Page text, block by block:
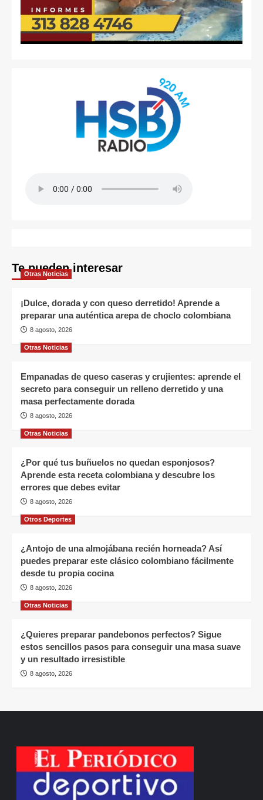
Te pueden interesar
Otras Noticias
¡Dulce, dorada y con queso derretido! Aprende a
preparar una auténtica arepa de choclo colombiana
8 agosto, 2026
Otras Noticias
Empanadas de queso caseras y crujientes: aprende el
secreto para conseguir un relleno derretido y una
masa perfectamente dorada
8 agosto, 2026
Otras Noticias
¿Por qué tus buñuelos no quedan esponjosos?
Aprende esta receta colombiana y descubre los
errores que debes evitar
8 agosto, 2026
Otros Deportes
¿Antojo de una almojábana recién horneada? Así
puedes preparar este clásico colombiano fácilmente
desde tu propia cocina
8 agosto, 2026
Otras Noticias
¿Quieres preparar pandebonos perfectos? Sigue
estos sencillos pasos para conseguir una masa suave
y un resultado irresistible
8 agosto, 2026